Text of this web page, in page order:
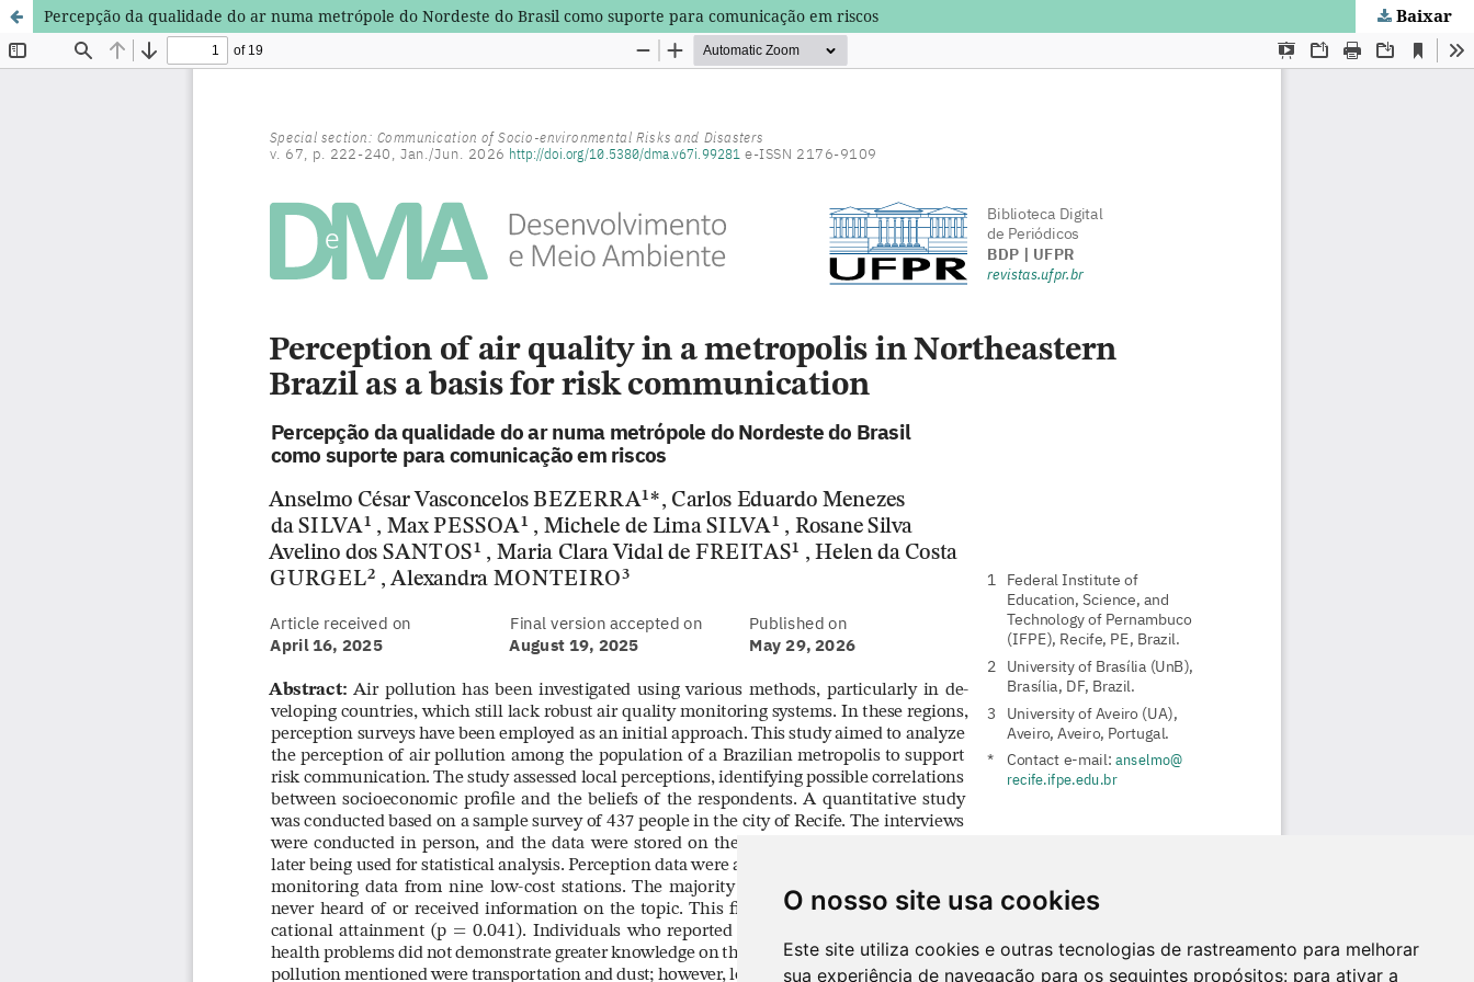
O nosso site usa cookies
Este site utiliza cookies e outras tecnologias de rastreamento para melhorar
sua experiência de navegação para os seguintes propósitos: para ativar a
Percepção da qualidade do ar numa metrópole do Nordeste do Brasil como suporte para comunicação em riscos Baixar